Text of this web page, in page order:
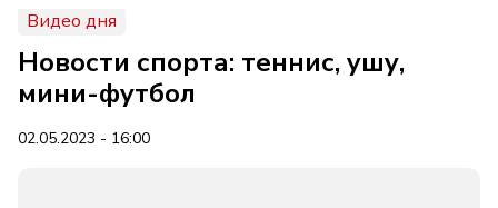
Видео дня
Новости спорта: теннис, ушу,
мини-футбол
02.05.2023 - 16:00